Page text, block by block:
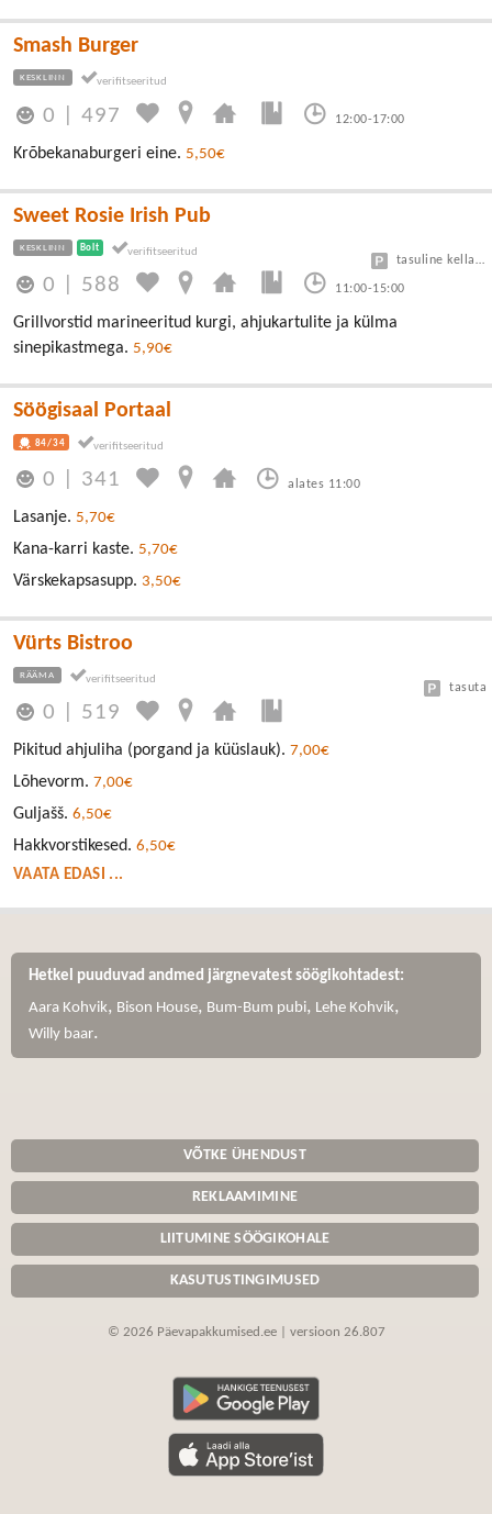
Smash Burger
KESKLINN
0 |497 12:00-17:00
Krõbekanaburgeri eine. 5,50€
Sweet Rosie Irish Pub
KESKLINN Bolt
0 588 11:00-15:00
tasuline kellaga 1 tund tasuta
Grillvorstid marineeritud kurgi, ahjukartulite ja külma
sinepikastmega. 5,90€
Söögisaal Portaal
84/34
0 341 alates 11:00
Lasanje. 5,70€
Kana-karri kaste. 5,70€
Värskekapsasupp. 3,50€
Vürts Bistroo
RÄÄMA
0 519
tasuta
Pikitud ahjuliha (porgand ja küüslauk). 7,00€
Lõhevorm. 7,00€
Guljašš. 6,50€
Hakkvorstikesed. 6,50€
VAATA EDASI ...
Hetkel puuduvad andmed järgnevatest söögikohtadest:
Aara Kohvik, Bison House, Bum-Bum pubi, Lehe Kohvik,
Willy baar.
VÕTKE ÜHENDUST
REKLAAMIMINE
LIITUMINE SÖÖGIKOHALE
KASUTUSTINGIMUSED
© 2026 Päevapakkumised.ee | versioon 26.807